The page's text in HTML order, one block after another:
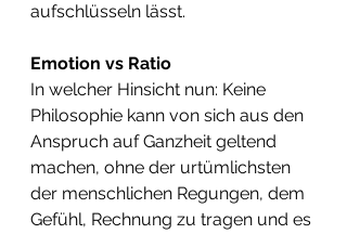
aufschlüsseln lässt.
Emotion vs Ratio
In welcher Hinsicht nun: Keine
Philosophie kann von sich aus den
Anspruch auf Ganzheit geltend
machen, ohne der urtümlichsten
der menschlichen Regungen, dem
Gefühl, Rechnung zu tragen und es